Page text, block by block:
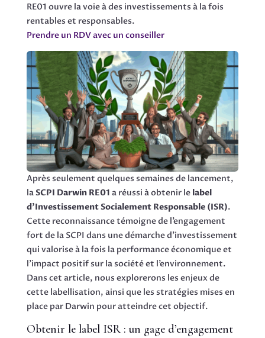
RE01 ouvre la voie à des investissements à la fois
rentables et responsables.
Prendre un RDV avec un conseiller
Après seulement quelques semaines de lancement,
laSCPI Darwin RE01 a réussi à obtenir le label
d’Investissement Socialement Responsable (ISR).
Cette reconnaissance témoigne de l’engagement
fort de la SCPI dans une démarche d’investissement
qui valorise à la fois la performance économique et
l’impact positif sur la société et l’environnement.
Dans cet article, nous explorerons les enjeux de
cette labellisation, ainsi que les stratégies mises en
place par Darwin pour atteindre cet objectif.
Obtenir le label ISR : un gage d’engagement